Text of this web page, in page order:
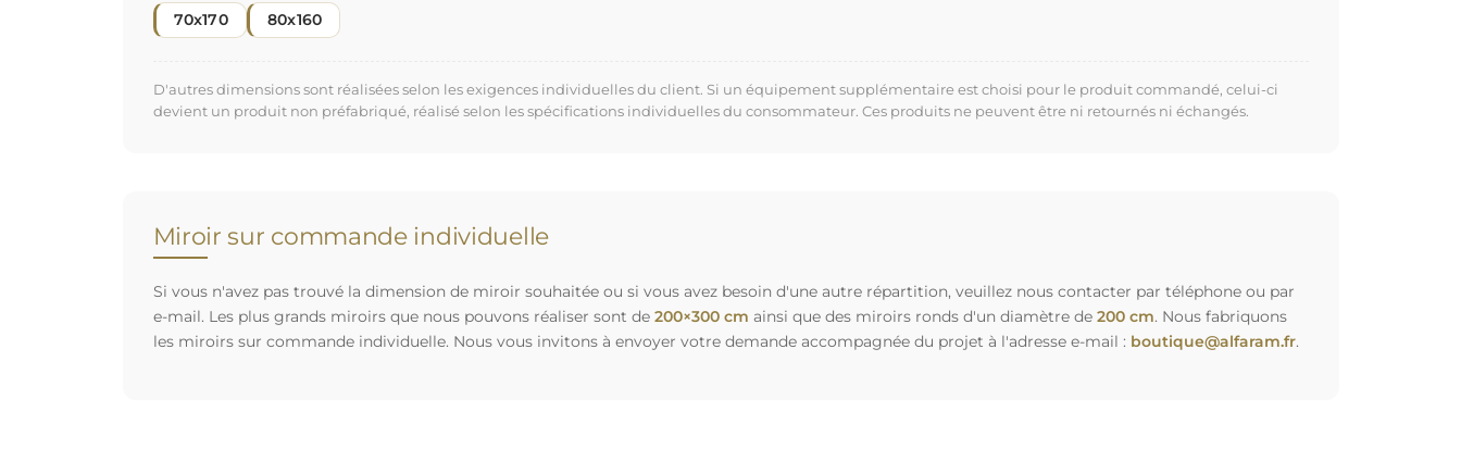
70x170 80x160
D'autres dimensions sont réalisées selon les exigences individuelles du client. Si un équipement supplémentaire est choisi pour le produit commandé, celui-ci
devient un produit non préfabriqué, réalisé selon les spécifications individuelles du consommateur. Ces produits ne peuvent être ni retournés ni échangés.
Miroir sur commande individuelle
Si vous n'avez pas trouvé la dimension de miroir souhaitée ou si vous avez besoin d'une autre répartition, veuillez nous contacter par téléphone ou par
e-mail. Les plus grands miroirs que nous pouvons réaliser sont de 200×300 cm ainsi que des miroirs ronds d'un diamètre de 200 cm. Nous fabriquons
les miroirs sur commande individuelle. Nous vous invitons à envoyer votre demande accompagnée du projet à l'adresse e-mail : boutique@alfaram.fr.